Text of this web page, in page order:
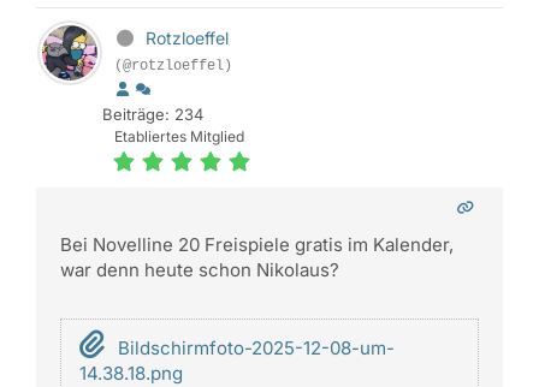
Rotzloeffel
(@rotzloeffel)
Beiträge: 234
Etabliertes Mitglied
Bei Novelline 20 Freispiele gratis im Kalender,
war denn heute schon Nikolaus?
Bildschirmfoto-2025-12-08-um-
14.38.18.png